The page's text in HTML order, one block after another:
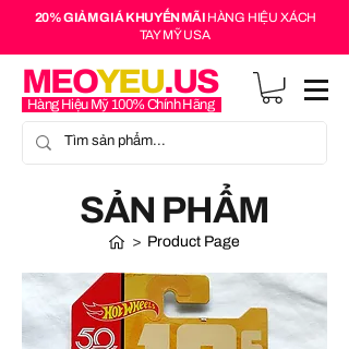
20% GIẢM GIÁ KHUYẾN MÃI HÀNG HIỆU XÁCH
TAY MỸ USA
MEOYEU.US
Hàng Hiệu Mỹ 100% Chính Hãng
SẢN PHẨM
> Product Page